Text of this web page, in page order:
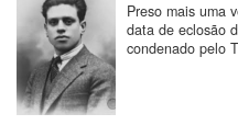
Preso mais uma
data de eclosão
condenado pelo